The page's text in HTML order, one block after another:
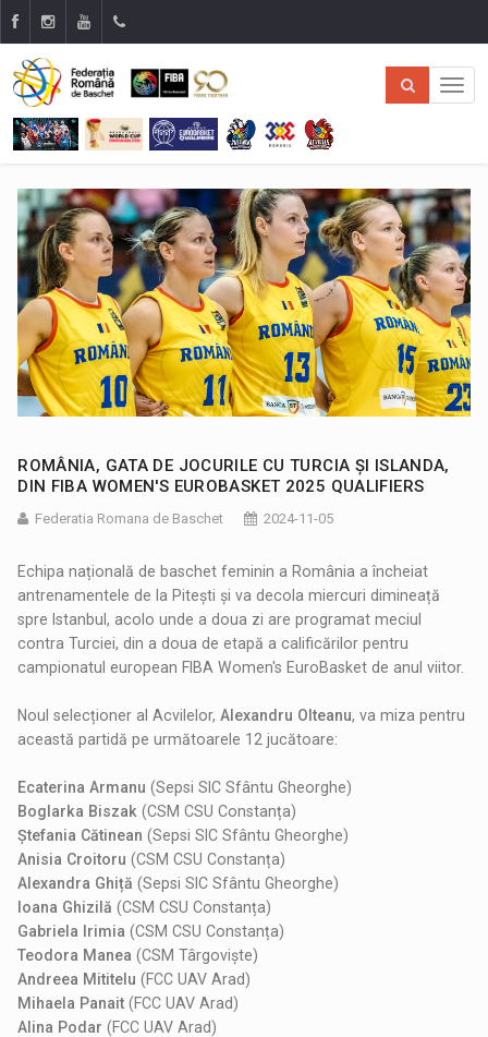
ROMÂNIA, GATA DE JOCURILE CU TURCIA ȘI ISLANDA,
DIN FIBA WOMEN'S EUROBASKET 2025 QUALIFIERS
Federatia Romana de Baschet 2024-11-05
Echipa națională de baschet feminin a România a încheiat
antrenamentele de la Pitești și va decola miercuri dimineață
spre Istanbul, acolo unde a doua zi are programat meciul
contra Turciei, din a doua de etapă a calificărilor pentru
campionatul european FIBA Women's EuroBasket de anul viitor.
Noul selecționer al Acvilelor,Alexandru Olteanu, va miza pentru
această partidă pe următoarele 12 jucătoare:
Ecaterina Armanu (Sepsi SIC Sfântu Gheorghe)
Boglarka Biszak (CSM CSU Constanța)
Ștefania Cătinean (Sepsi SIC Sfântu Gheorghe)
Anisia Croitoru (CSM CSU Constanța)
Alexandra Ghiță (Sepsi SIC Sfântu Gheorghe)
Ioana Ghizilă (CSM CSU Constanța)
Gabriela Irimia (CSM CSU Constanța)
Teodora Manea (CSM Târgoviște)
Andreea Mititelu (FCC UAV Arad)
Mihaela Panait (FCC UAV Arad)
Alina Podar (FCC UAV Arad)